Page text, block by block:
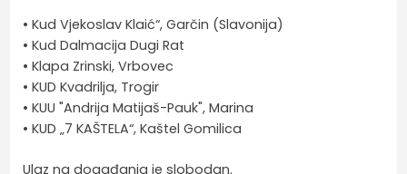
• Kud Vjekoslav Klaić“, Garčin (Slavonija)
• Kud Dalmacija Dugi Rat
• Klapa Zrinski, Vrbovec
• KUD Kvadrilja, Trogir
• KUU "Andrija Matijaš-Pauk", Marina
• KUD „7 KAŠTELA“, Kaštel Gomilica
Ulaz na događanja je slobodan.